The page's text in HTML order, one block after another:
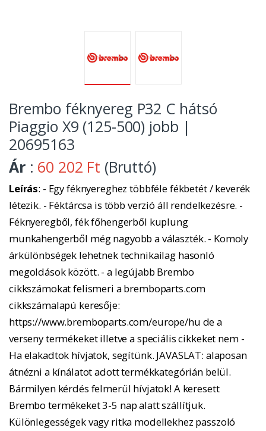
Brembo féknyereg P32 C hátsó
Piaggio X9 (125-500) jobb |
20695163
Ár : 60 202 Ft (Bruttó)
Leírás: - Egy féknyereghez többféle fékbetét / keverék
létezik. - Féktárcsa is több verzió áll rendelkezésre. -
Féknyeregből, fék főhengerből kuplung
munkahengerből még nagyobb a választék. - Komoly
árkülönbségek lehetnek technikailag hasonló
megoldások között. - a legújabb Brembo
cikkszámokat felismeri a bremboparts.com
cikkszámalapú keresője:
https://www.bremboparts.com/europe/hu de a
verseny termékeket illetve a speciális cikkeket nem -
Ha elakadtok hívjatok, segítünk. JAVASLAT: alaposan
átnézni a kínálatot adott termékkategórián belül.
Bármilyen kérdés felmerül hívjatok! A keresett
Brembo termékeket 3-5 nap alatt szállítjuk.
Különlegességek vagy ritka modellekhez passzoló